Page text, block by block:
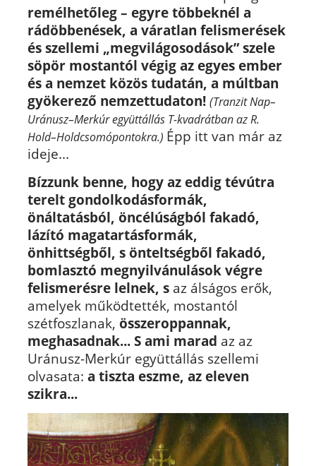
remélhetőleg – egyre többeknél a
rádöbbenések, a váratlan felismerések
és szellemi „megvilágosodások” szele
söpör mostantól végig az egyes ember
és a nemzet közös tudatán, a múltban
gyökerező nemzettudaton! (Tranzit Nap–
Uránusz–Merkúr együttállás T-kvadrátban az R.
Hold–Holdcsomópontokra.) Épp itt van már az
ideje...
Bízzunk benne, hogy az eddig tévútra
terelt gondolkodásformák,
önáltatásból, öncélúságból fakadó,
lázító magatartásformák,
önhittségből, s önteltségből fakadó,
bomlasztó megnyilvánulások végre
felismerésre lelnek, saz álságos erők,
amelyek működtették, mostantól
szétfoszlanak, összeroppannak,
meghasadnak... S ami marad az az
Uránusz-Merkúr együttállás szellemi
olvasata: a tiszta eszme, az eleven
szikra...